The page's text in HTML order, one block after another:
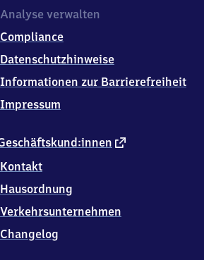
1
2
Neudietendorf
externer
Kontakt
Hausordnung
Verkehrsunternehmen
Changelog
Analyse verwalten
Compliance
Datenschutzhinweise
Informationen zur Barrierefreiheit
Impressum